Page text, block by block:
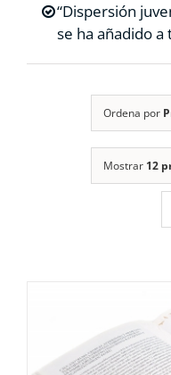
“Dispersión
se ha añadido a
Ordena por
Mostrar 12